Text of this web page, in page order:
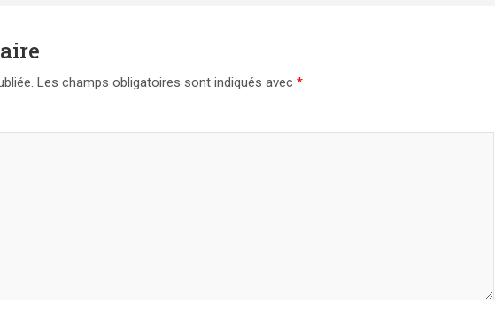
Les champs obligatoires sont indiqués avec *